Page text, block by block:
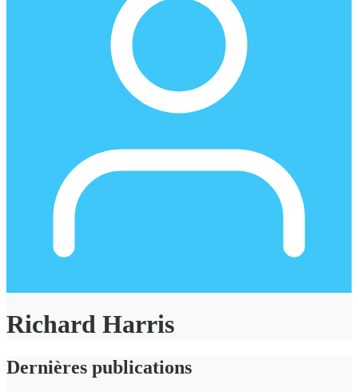
Richard Harris
Dernières publications